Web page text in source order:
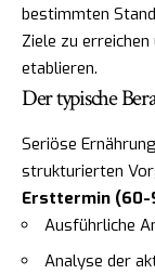
bestimmten
Ziele zu
etablieren.
Der typische
Seriöse
strukturierten
Ersttermin (60-
Ausführliche
Analyse der